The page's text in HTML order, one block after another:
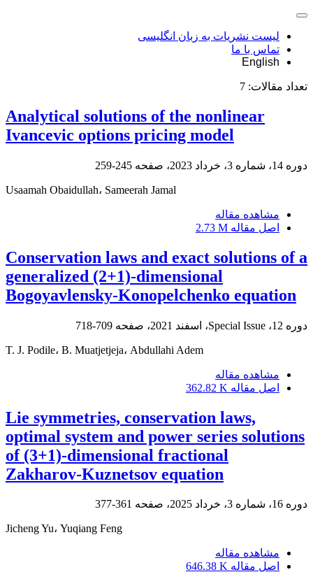
لیست نشریات به زبان انگلیسی
تماس با ما
English
تعداد مقالات: 7
Analytical solutions of the nonlinear
Ivancevic options pricing model
دوره 14، شماره 3، خرداد 2023، صفحه 245-259
Usaamah Obaidullah، Sameerah Jamal
مشاهده مقاله
اصل مقاله 2.73 M
Conservation laws and exact solutions of a
generalized (2+1)-dimensional
Bogoyavlensky-Konopelchenko equation
دوره 12، Special Issue، اسفند 2021، صفحه 709-718
T. J. Podile، B. Muatjetjeja، Abdullahi Adem
مشاهده مقاله
اصل مقاله 362.82 K
Lie symmetries, conservation laws,
optimal system and power series solutions
of (3+1)-dimensional fractional
Zakharov-Kuznetsov equation
دوره 16، شماره 3، خرداد 2025، صفحه 361-377
Jicheng Yu، Yuqiang Feng
مشاهده مقاله
اصل مقاله 646.38 K